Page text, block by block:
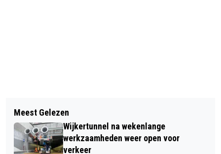
OPTREDEN EN SIGNEERSESSIE MERCY
JOHN BIJ BMM GAMES N' VINYL
KENNISMAKEN MET ‘SLOWPITCH’
GEDURENDE GRATIS TRAINING BIJ
ROOSWIJK
Meest Gelezen
Wijkertunnel na wekenlange
werkzaamheden weer open voor
verkeer